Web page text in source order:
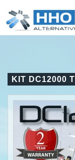
KIT DC12000 T